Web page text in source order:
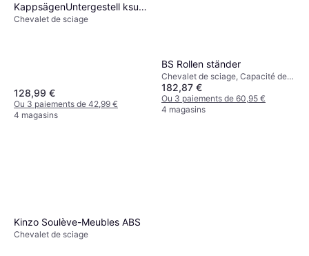
KappsägenUntergestell ksu
100 (629004000)
Chevalet de sciage
128,99 €
Ou 3 paiements de 42,99 €
4 magasins
BS Rollen ständer
Chevalet de sciage, Capacité de
charge (max): 200kg
182,87 €
Ou 3 paiements de 60,95 €
4 magasins
Kinzo Soulève-Meubles ABS
Chevalet de sciage